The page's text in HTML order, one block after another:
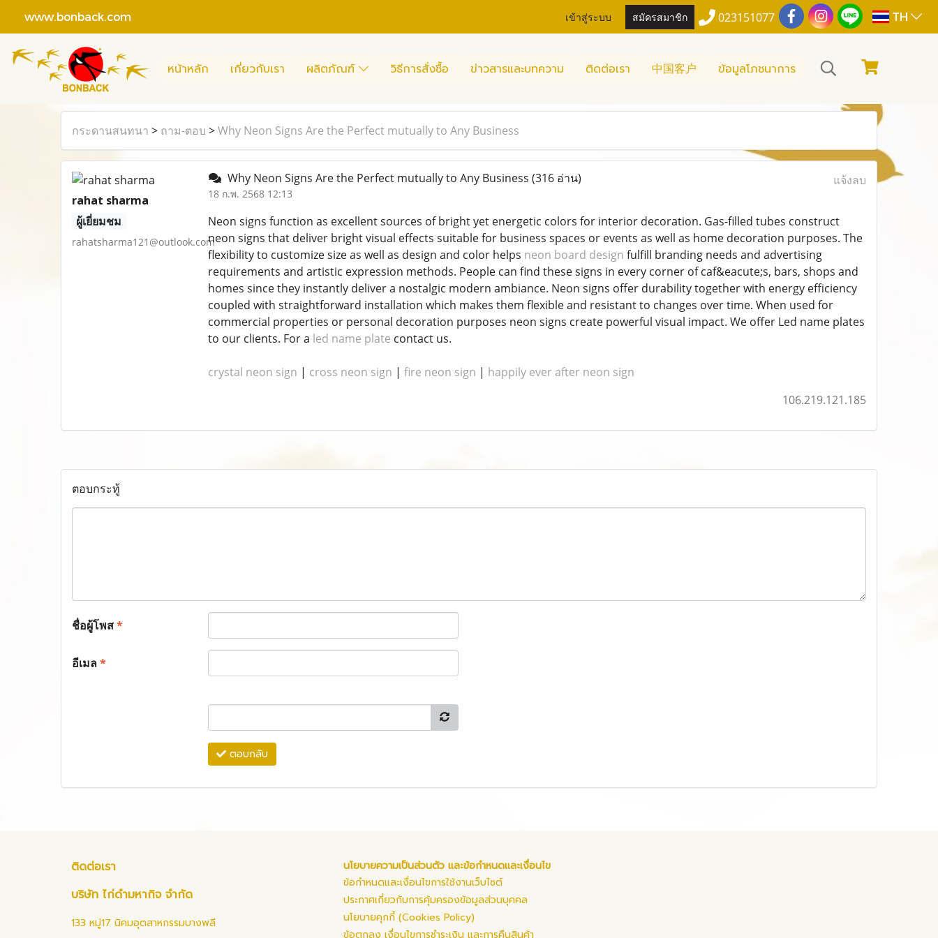
www.bonback.com เข้าสู่ระบบ สมัครสมาชิก 023151077 TH
หน้าหลัก เกี่ยวกับเรา ผลิตภัณฑ์ วิธีการสั่งซื้อ ข่าวสารและบทความ ติดต่อเรา 中国客户 ข้อมูลโภชนาการ
กระดานสนทนา > ถาม-ตอบ >Why Neon Signs Are the Perfect mutually to Any Business
rahat sharma
ผู้เยี่ยมชม
rahatsharma121@outlook.com
Why Neon Signs Are the Perfect mutually to Any Business (316 อ่าน)
18 ก.พ. 2568 12:13
แจ้งลบ
Neon signs function as excellent sources of bright yet energetic colors for interior decoration. Gas-filled tubes construct
neon signs that deliver bright visual effects suitable for business spaces or events as well as home decoration purposes. The
flexibility to customize size as well as design and color helps neon board design fulfill branding needs and advertising
requirements and artistic expression methods. People can find these signs in every corner of caf&eacute;s, bars, shops and
homes since they instantly deliver a nostalgic modern ambiance. Neon signs offer durability together with energy efficiency
coupled with straightforward installation which makes them flexible and resistant to changes over time. When used for
commercial properties or personal decoration purposes neon signs create powerful visual impact. We offer Led name plates
to our clients. For a led name plate contact us.
crystal neon sign | cross neon sign | fire neon sign | happily ever after neon sign
106.219.121.185
ตอบกระทู้
ชื่อผู้โพส*
อีเมล*
ตอบกลับ
ติดต่อเรา
บริษัท ไก่ดำมหากิจ จำกัด
133 หมู่17 นิคมอุตสาหกรรมบางพลี
นโยบายความเป็นส่วนตัว และข้อกำหนดและเงื่อนไข
ข้อกำหนดและเงื่อนไขการใช้งานเว็บไซต์
ประกาศเกี่ยวกับการคุ้มครองข้อมูลส่วนบุคคล
นโยบายคุกกี้ (Cookies Policy)
ข้อตกลง เงื่อนไขการชำระเงิน และการคืนสินค้า